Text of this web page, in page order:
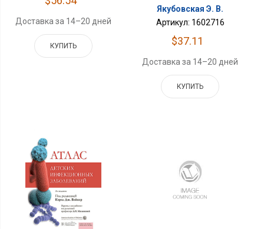
Доставка за 14–20 дней
КУПИТЬ
Якубовская Э. В.
Артикул: 1602716
$37.11
Доставка за 14–20 дней
КУПИТЬ